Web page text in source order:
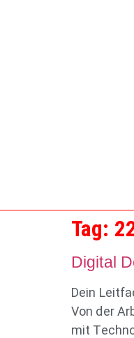
Tag:
Digital
Dein
Von der
mit